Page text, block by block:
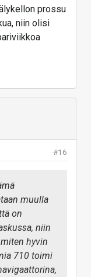
prossu
niin olisi
#16
muulla
on
niin
hyvin
710 toimi